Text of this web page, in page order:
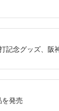
念グッズ、阪
発売